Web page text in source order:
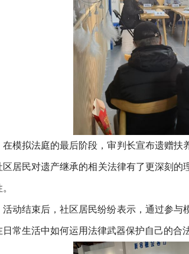
在模拟法庭的最后阶段，审判长宣布遗赠扶
区居民对遗产继承的相关法律有了更深刻
活动结束后，社区居民纷纷表示，通过参与
日常生活中如何运用法律武器保护自己的合